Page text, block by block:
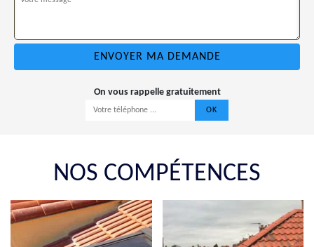
On vous rappelle gratuitement
NOS COMPÉTENCES